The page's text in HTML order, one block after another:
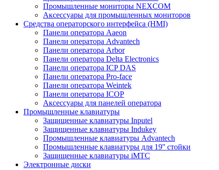
Промышленные мониторы NEXCOM
Аксессуары для промышленных мониторов
Средства операторского интерфейса (HMI)
Панели оператора Aaeon
Панели оператора Advantech
Панели оператора Arbor
Панели оператора Delta Electronics
Панели оператора ICP DAS
Панели оператора Pro-face
Панели оператора Weintek
Панели оператора ICOP
Аксессуары для панелей оператора
Промышленные клавиатуры
Защищенные клавиатуры Inputel
Защищенные клавиатуры Indukey
Промышленные клавиатуры Advantech
Промышленные клавиатуры для 19'' стойки
Защищенные клавиатуры iMTC
Электронные диски